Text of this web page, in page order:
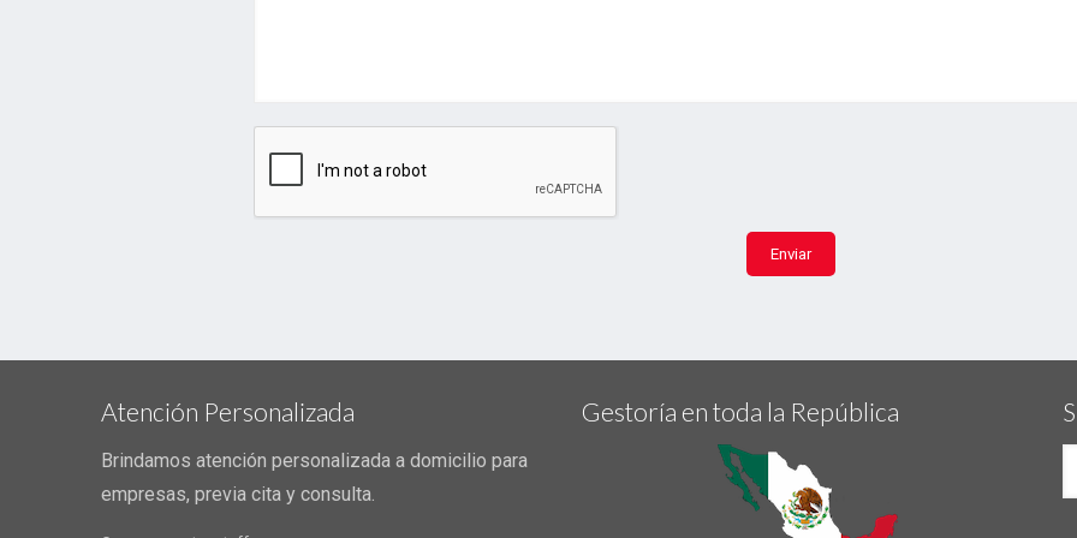
Atención Personalizada
Brindamos atención personalizada a domicilio para
empresas, previa cita y consulta.
Gestoría en toda la República